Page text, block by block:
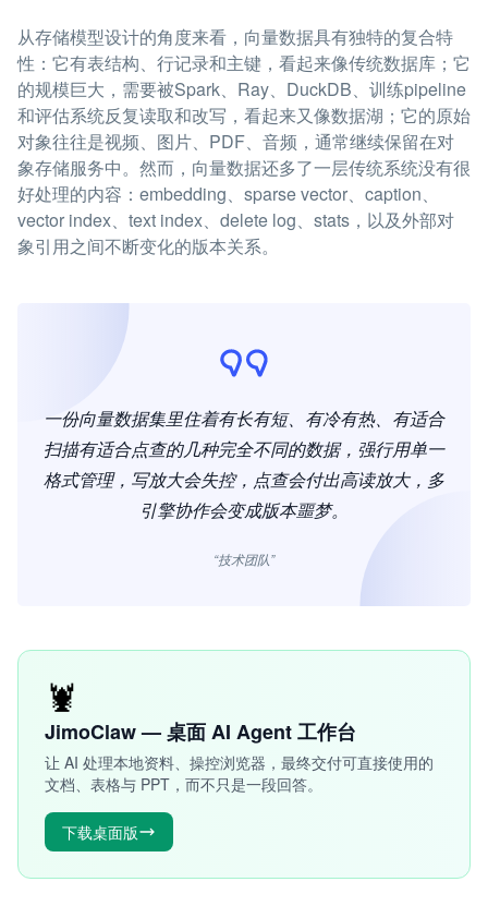
从存储模型设计的角度来看，向量数据具有独特的复合特
性：它有表结构、行记录和主键，看起来像传统数据库；它
的规模巨大，需要被Spark、Ray、DuckDB、训练pipeline
和评估系统反复读取和改写，看起来又像数据湖；它的原始
对象往往是视频、图片、PDF、音频，通常继续保留在对
象存储服务中。然而，向量数据还多了一层传统系统没有很
好处理的内容：embedding、sparse vector、caption、
vector index、text index、delete log、stats，以及外部对
象引用之间不断变化的版本关系。
一份向量数据集里住着有长有短、有冷有热、有适合
扫描有适合点查的几种完全不同的数据，强行用单一
格式管理，写放大会失控，点查会付出高读放大，多
引擎协作会变成版本噩梦。
“技术团队”
🦞
JimoClaw — 桌面 AI Agent 工作台
让 AI 处理本地资料、操控浏览器，最终交付可直接使用的
文档、表格与 PPT，而不只是一段回答。
下载桌面版